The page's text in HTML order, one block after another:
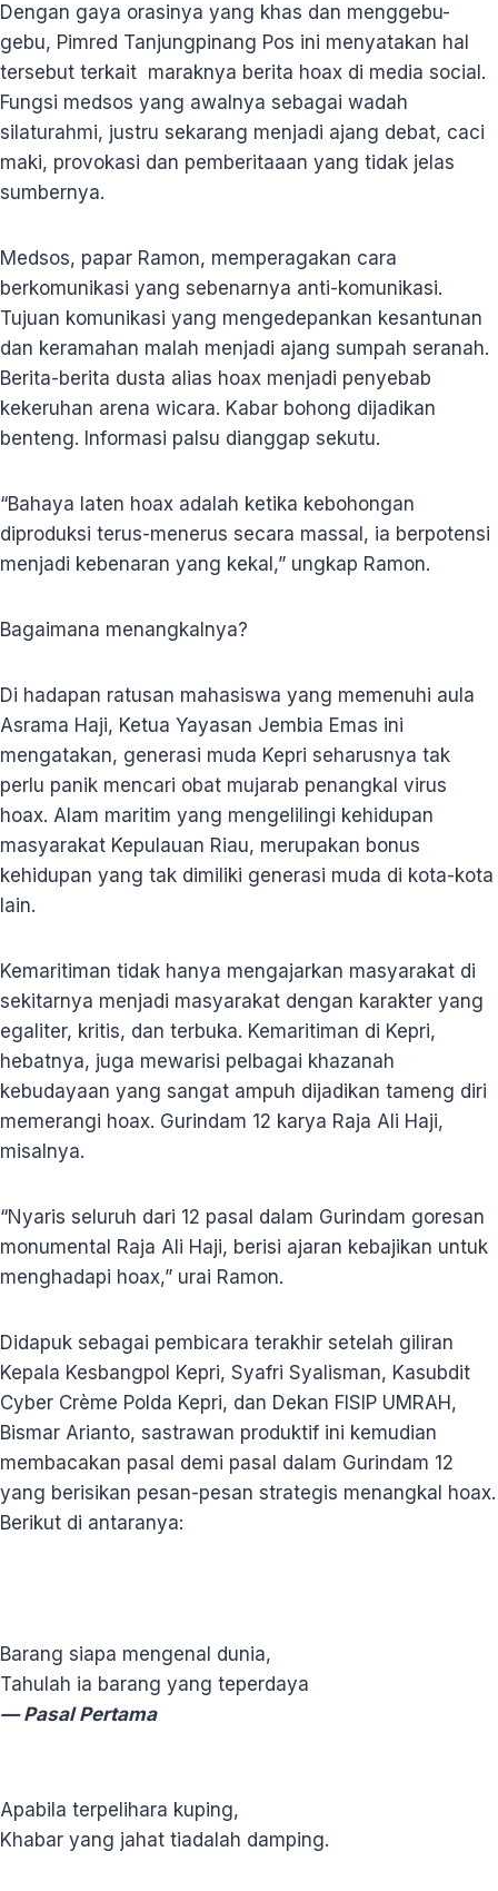
Dengan gaya orasinya yang khas dan menggebu-
gebu, Pimred Tanjungpinang Pos ini menyatakan hal
tersebut terkait maraknya berita hoax di media social.
Fungsi medsos yang awalnya sebagai wadah
silaturahmi, justru sekarang menjadi ajang debat, caci
maki, provokasi dan pemberitaaan yang tidak jelas
sumbernya.
Medsos, papar Ramon, memperagakan cara
berkomunikasi yang sebenarnya anti-komunikasi.
Tujuan komunikasi yang mengedepankan kesantunan
dan keramahan malah menjadi ajang sumpah seranah.
Berita-berita dusta alias hoax menjadi penyebab
kekeruhan arena wicara. Kabar bohong dijadikan
benteng. Informasi palsu dianggap sekutu.
“Bahaya laten hoax adalah ketika kebohongan
diproduksi terus-menerus secara massal, ia berpotensi
menjadi kebenaran yang kekal,” ungkap Ramon.
Bagaimana menangkalnya?
Di hadapan ratusan mahasiswa yang memenuhi aula
Asrama Haji, Ketua Yayasan Jembia Emas ini
mengatakan, generasi muda Kepri seharusnya tak
perlu panik mencari obat mujarab penangkal virus
hoax. Alam maritim yang mengelilingi kehidupan
masyarakat Kepulauan Riau, merupakan bonus
kehidupan yang tak dimiliki generasi muda di kota-kota
lain.
Kemaritiman tidak hanya mengajarkan masyarakat di
sekitarnya menjadi masyarakat dengan karakter yang
egaliter, kritis, dan terbuka. Kemaritiman di Kepri,
hebatnya, juga mewarisi pelbagai khazanah
kebudayaan yang sangat ampuh dijadikan tameng diri
memerangi hoax. Gurindam 12 karya Raja Ali Haji,
misalnya.
“Nyaris seluruh dari 12 pasal dalam Gurindam goresan
monumental Raja Ali Haji, berisi ajaran kebajikan untuk
menghadapi hoax,” urai Ramon.
Didapuk sebagai pembicara terakhir setelah giliran
Kepala Kesbangpol Kepri, Syafri Syalisman, Kasubdit
Cyber Crème Polda Kepri, dan Dekan FISIP UMRAH,
Bismar Arianto, sastrawan produktif ini kemudian
membacakan pasal demi pasal dalam Gurindam 12
yang berisikan pesan-pesan strategis menangkal hoax.
Berikut di antaranya:
Barang siapa mengenal dunia,
Tahulah ia barang yang teperdaya
— Pasal Pertama
Apabila terpelihara kuping,
Khabar yang jahat tiadalah damping.